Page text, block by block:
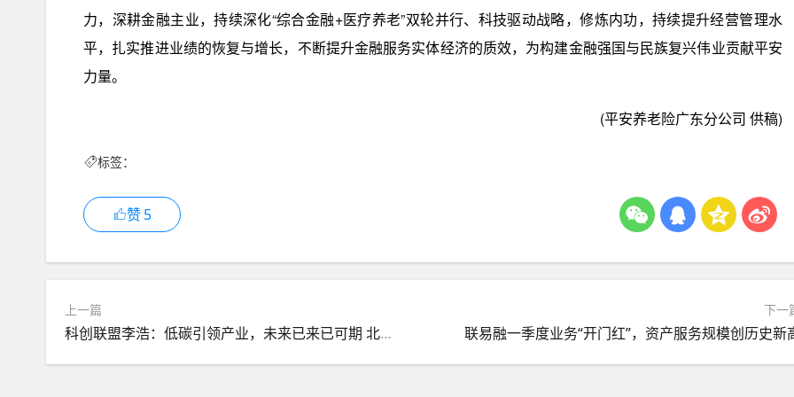
力，深耕金融主业，持续深化“综合金融+医疗养老”双轮并行、科技驱动战略，修炼内功，持续提升经营管理水
平，扎实推进业绩的恢复与增长，不断提升金融服务实体经济的质效，为构建金融强国与民族复兴伟业贡献平安
力量。
(平安养老险广东分公司 供稿)
标签：
赞5
上一篇
科创联盟李浩：低碳引领产业，未来已来已可期 北科创联盟低碳产业链工作委员会在京成立
下一
联易融一季度业务“开门红”，资产服务规模创历史新